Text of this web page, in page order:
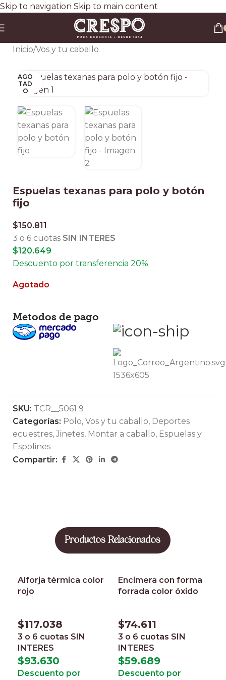
Skip to navigation Skip to main content
Envío gratis a todo el país en compras superiores a $90.000 por Correo Argentino (No
válido en herraduras y clavos)
3 y 6 cuotas sin interés
Descuento ESPECIAL por transferencia bancaria 20%
Inicio/Vos y tu caballo
AGO
TAD
O
Clic para ampliar
Espuelas texanas para polo y botón
fijo
$150.811
3 o 6 cuotas SIN INTERES
$120.649
Descuento por transferencia 20%
Agotado
Metodos de pago
SKU: TCR__5061 9
Categorías: Polo, Vos y tu caballo, Deportes
ecuestres, Jinetes, Montar a caballo, Espuelas y
Espolines
Compartir:
Productos Relacionados
Alforja térmica color
rojo
$117.038
3 o 6 cuotas SIN
INTERES
$93.630
Descuento por
Encimera con forma
forrada color óxido
$74.611
3 o 6 cuotas SIN
INTERES
$59.689
Descuento por